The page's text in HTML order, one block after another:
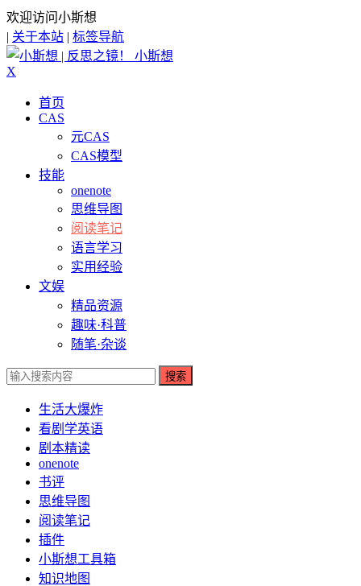
欢迎访问小斯想
| 关于本站 | 标签导航
小斯想
X
首页
CAS
元CAS
CAS模型
技能
onenote
思维导图
阅读笔记
语言学习
实用经验
文娱
精品资源
趣味·科普
随笔·杂谈
搜索
生活大爆炸
看剧学英语
剧本精读
onenote
书评
思维导图
阅读笔记
插件
小斯想工具箱
知识地图